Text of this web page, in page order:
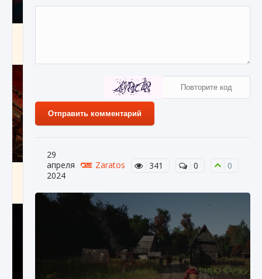
Как найти Гробницу Изгоев в Diablo 4
9 августа 2024 1 337 0 0
Отправить комментарий
29
апреля
2024
Zaratos 341 0 0